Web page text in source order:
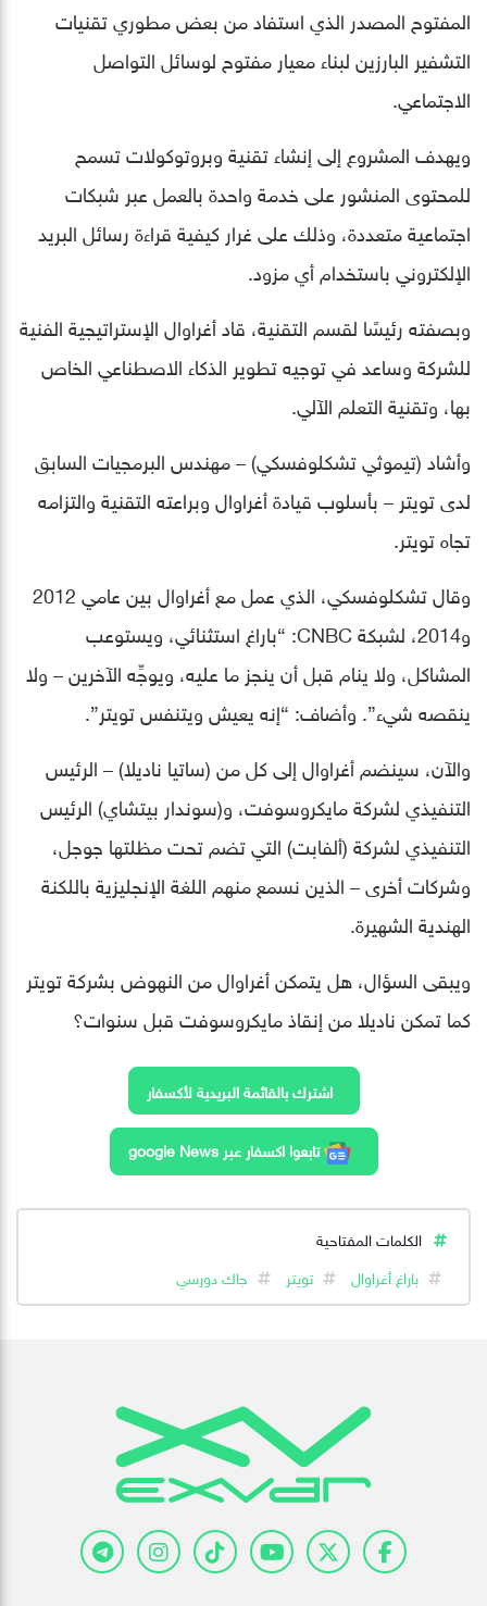
المفتوح المصدر الذي استفاد من بعض مطوري تقنيات
التشفير البارزين لبناء معيار مفتوح لوسائل التواصل
الاجتماعي.
ويهدف المشروع إلى إنشاء تقنية وبروتوكولات تسمح
للمحتوى المنشور على خدمة واحدة بالعمل عبر شبكات
اجتماعية متعددة، وذلك على غرار كيفية قراءة رسائل البريد
الإلكتروني باستخدام أي مزود.
وبصفته رئيسًا لقسم التقنية، قاد أغراوال الإستراتيجية الفنية
للشركة وساعد في توجيه تطوير الذكاء الاصطناعي الخاص
بها، وتقنية التعلم الآلي.
وأشاد (تيموثي تشكلوفسكي) – مهندس البرمجيات السابق
لدى تويتر – بأسلوب قيادة أغراوال وبراعته التقنية والتزامه
تجاه تويتر.
وقال تشكلوفسكي، الذي عمل مع أغراوال بين عامي 2012
و2014، لشبكة CNBC: “باراغ استثنائي، ويستوعب
المشاكل، ولا ينام قبل أن ينجز ما عليه، ويوجِّه الآخرين – ولا
ينقصه شيء”. وأضاف: “إنه يعيش ويتنفس تويتر”.
والآن، سينضم أغراوال إلى كل من (ساتيا ناديلا) – الرئيس
التنفيذي لشركة مايكروسوفت، و(سوندار بيتشاي) الرئيس
التنفيذي لشركة (ألفابت) التي تضم تحت مظلتها جوجل،
وشركات أخرى – الذين نسمع منهم اللغة الإنجليزية باللكنة
الهندية الشهيرة.
ويبقى السؤال، هل يتمكن أغراوال من النهوض بشركة تويتر
كما تمكن ناديلا من إنقاذ مايكروسوفت قبل سنوات؟
اشترك بالقائمة البريدية لأكسفار
تابعوا اكسفار عبر google News
الكلمات المفتاحية
باراغ أغراوال
تويتر جاك دورسي